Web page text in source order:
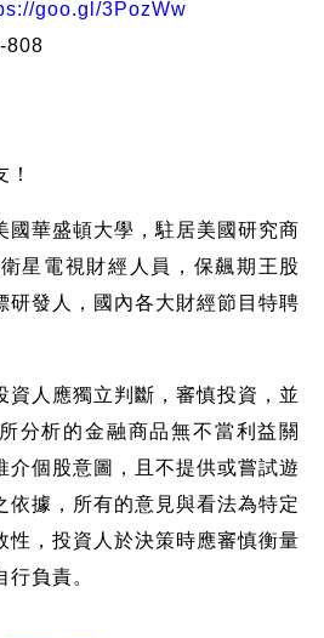
goo.gl/3PozWw
808
國華盛頓大學，駐居美國研究商
星電視財經人員，保飆期王股
研發人，國內各大財經節目特聘
資人應獨立判斷，審慎投資，並
分析的金融商品無不當利益關
介個股意圖，且不提供或嘗試遊
依據，所有的意見與看法為特定
性，投資人於決策時應審慎衡量
負責。